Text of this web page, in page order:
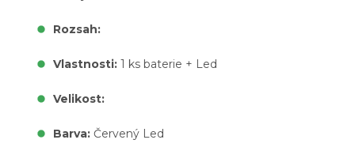
Rozsah:
Vlastnosti: 1 ks baterie + Led
Velikost:
Barva: Červený Led